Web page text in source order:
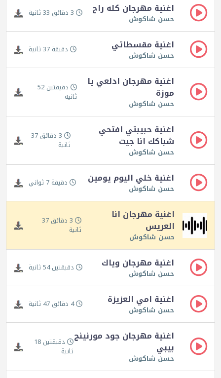
اغنية مهرجان كله راح
حسن شاكوش 3 دقائق 33 ثانية
اغنية مقسطاتي
حسن شاكوش دقيقة 37 ثانية
اغنية مهرجان ادلعي يا
موزة
حسن شاكوش
دقيقتين 52
ثانية
اغنية حبيبتي افتحي
شباكك انا جيت
حسن شاكوش
3 دقائق 37
ثانية
اغنية خلي اليوم يومين
حسن شاكوش دقيقة 7 ثواني
اغنية مهرجان انا
العريس
حسن شاكوش
3 دقائق 37
ثانية
اغنية مهرجان وياك
حسن شاكوش دقيقتين 54 ثانية
اغنية امي العزيزة
حسن شاكوش 4 دقائق 47 ثانية
اغنية مهرجان جود مورنينج
بيبي
حسن شاكوش
دقيقتين 18
ثانية